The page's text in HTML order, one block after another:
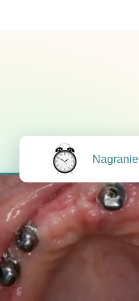
Nagranie